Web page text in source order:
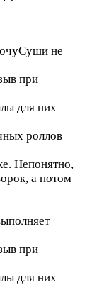
не
при
для них
роллов
Непонятно,
а потом
при
для них